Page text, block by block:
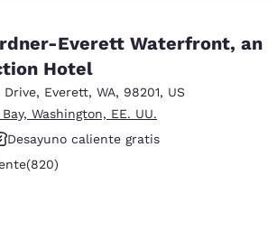
Everett Waterfront, an
Hotel
Drive, Everett, WA, 98201, US
Washington, EE. UU.
Desayuno caliente gratis
Excelente. 820 reseñas
(820)